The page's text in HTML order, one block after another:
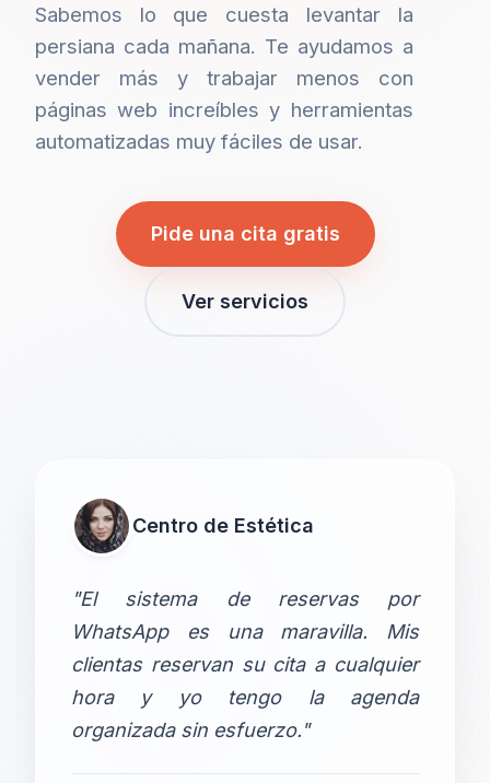
Sabemos lo que cuesta levantar la
persiana cada mañana. Te ayudamos a
vender más y trabajar menos con
páginas web increíbles y herramientas
automatizadas muy fáciles de usar.
Pide una cita gratis
Ver servicios
Centro de Estética
"El sistema de reservas por
WhatsApp es una maravilla. Mis
clientas reservan su cita a cualquier
hora y yo tengo la agenda
organizada sin esfuerzo."